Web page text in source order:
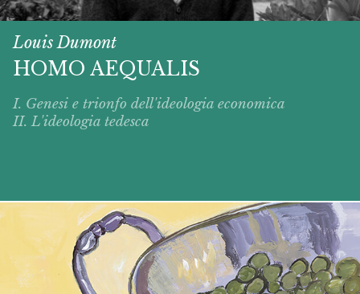
Louis Dumont
HOMO AEQUALIS
I. Genesi e trionfo dell'ideologia economica
II. L'ideologia tedesca